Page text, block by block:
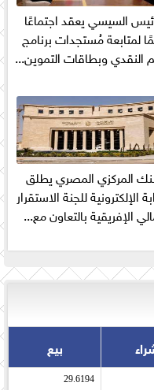
السيسي يعقد اجتماعًا
لمتابعة مُستجدات برنامج
النقدي وبطاقات التموين...
المركزي المصري يطلق
الإلكترونية للجنة الاستقرار
الإفريقية بالتعاون مع...
بيع
29.6194